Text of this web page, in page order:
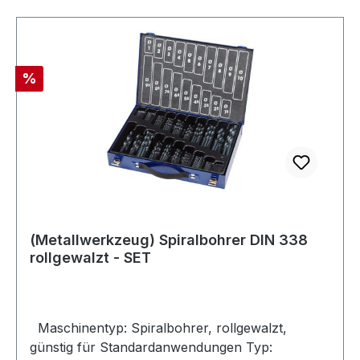
Rabatt
%
(Metallwerkzeug) Spiralbohrer DIN 338
rollgewalzt - SET
günstig für Standardanwendungen Typ: